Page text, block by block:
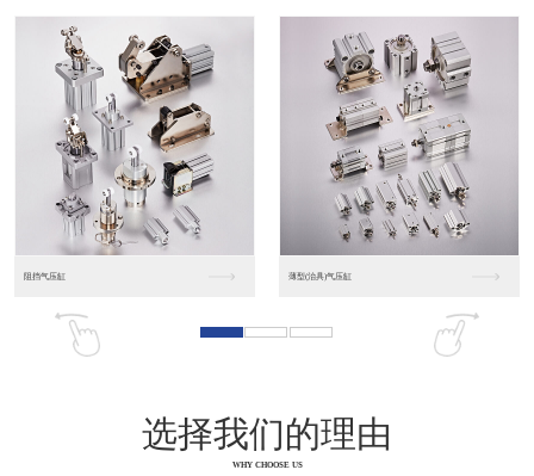
松下人机界面DP10... 数字光钎传感器FX-...
选择我们的理由
WHY CHOOSE US